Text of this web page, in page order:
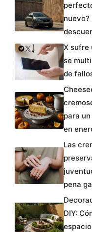
nuevo?
X sufre
se
de
para
en
Las
pena
DIY: